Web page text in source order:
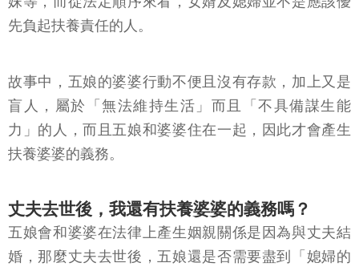
法者列出的順序承擔，像是他們的直系血親、兄弟姊
故事中，五娘的婆婆行動不便且沒有存款，加上又是
盲人，屬於「無法維持生活」而且「不具備謀生能
丈夫去世後，我還有扶養婆婆的義務嗎？